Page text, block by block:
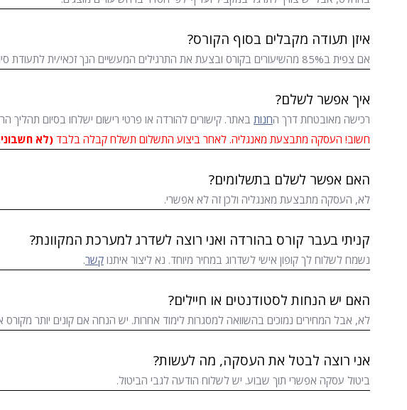
איזן תעודה מקבלים בסוף הקורס?
אם צפית ב85% מהשיעורים בקורס ובצעת את התרגילים המעשיים הנך זכאי/ית לתעודת סיום רשמית מטעמינו בה מצוין שם ומשך הקורס בשעות לימוד.
איך אפשר לשלם?
רכישה מאובטחת דרך החנות באתר. קישורים להורדה או פרטי רישום ישלחו בסיום תהליך
חשוב! העסקה מתבצעת מאנגליה. לאחר ביצוע התשלום תשלח קבלה בלבד (לא
האם אפשר לשלם בתשלומים?
לא, העסקה מתבצעת מאנגליה ולכן זה לא אפשרי.
קניתי בעבר קורס בהורדה ואני רוצה לשדרג למערכת המקוונת?
נשמח לשלוח לך קופון אישי לשדרוג במחיר מיוחד. נא ליצור איתנו קשר.
האם יש הנחות לסטודנטים או חיילים?
לא, אבל המחירים נמוכים בהשוואה למסגרות לימוד אחרות. יש הנחה אם קונים יותר
אני רוצה לבטל את העסקה, מה לעשות?
ביטול עסקה אפשרי תוך שבוע. יש לשלוח הודעה לגבי הביטול.